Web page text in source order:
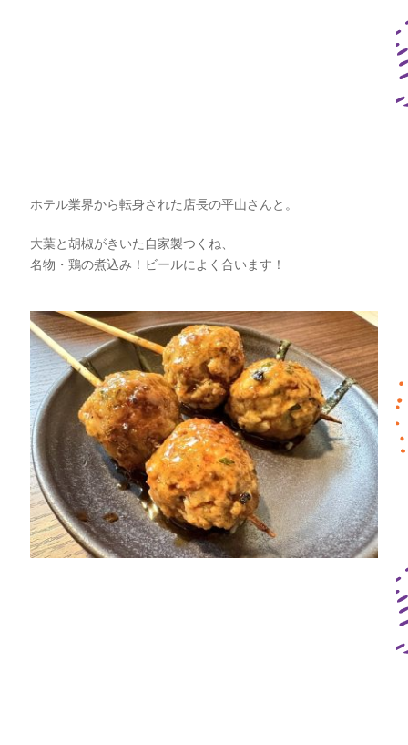
ホテル業界から転身された店長の平山さんと。
大葉と胡椒がきいた自家製つくね、
名物・鶏の煮込み！ ビールによく合います！